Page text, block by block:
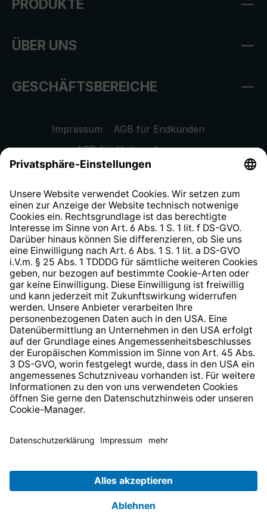
PRODUKTE
ÜBER UNS
GESCHÄFTSBEREICHE
Impressum
AGB für Endkunden
AGB für Unternehmen
Datenschutzhinweis
Widerrufsrecht
Hinweisgeberschutzsystem
Barrierefreiheit
* Alle Preise inkl. gesetzl. Mehrwertsteuer zzgl.
anders angegeben.
© 2026 TechniSat Digital GmbH
TechniSat ist ein Unternehmen der